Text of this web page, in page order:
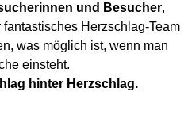
und Besucher,
fantastisches Herzschlag-Team
was möglich ist, wenn man
einsteht.
hinter Herzschlag.